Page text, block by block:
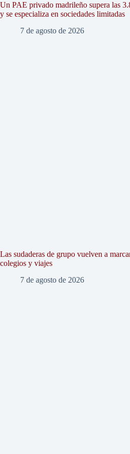
Un PAE privado madrileño supera las
y se especializa en sociedades limitadas
7 de agosto de 2026
Las sudaderas de grupo vuelven a
colegios y viajes
7 de agosto de 2026